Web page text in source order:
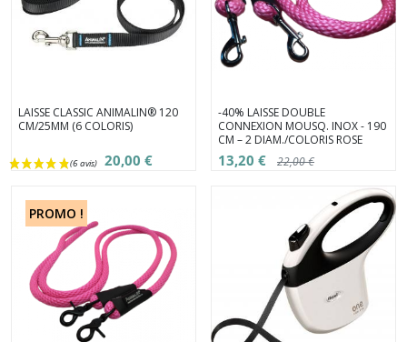
LAISSE CLASSIC ANIMALIN® 120
CM/25MM (6 COLORIS)
20,00 €
-40% LAISSE DOUBLE
CONNEXION MOUSQ. INOX - 190
CM – 2 DIAM./COLORIS ROSE
13,20 € 22,00 €
PROMO !